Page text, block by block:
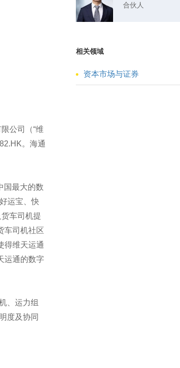
公司（“维
。海通
国最大的数
运宝、快
车司机提
车司机社区
得维天运通
运通的数字
、运力组
度及协同
合伙人
相关领域
资本市场与证券